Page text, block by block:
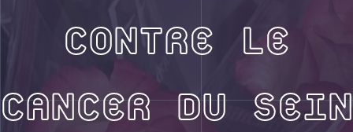
CONTRE LE
CANCER DU SEIN